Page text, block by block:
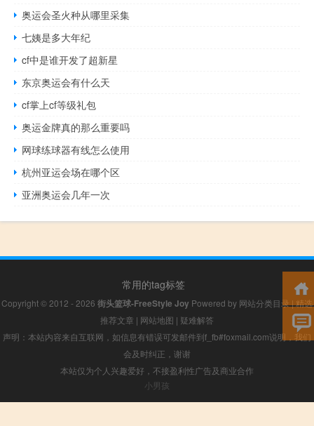
奥运会圣火种从哪里采集
七姨是多大年纪
cf中是谁开发了超新星
东京奥运会有什么天
cf掌上cf等级礼包
奥运金牌真的那么重要吗
网球练球器有线怎么使用
杭州亚运会场在哪个区
亚洲奥运会几年一次
常用的tag标签
Copyright © 2012 - 2026 街头篮球-FreeStyle Joy Powered by 网站分类目录|精选
推荐文章 | 网站地图 | 疑难解答
声明：本站内容来自互联网，如信息有错误可发邮件到f_fb#foxmail.com说明，我们
会及时纠正，谢谢
本站仅为个人兴趣爱好，不接盈利性广告及商业合作
小男孩